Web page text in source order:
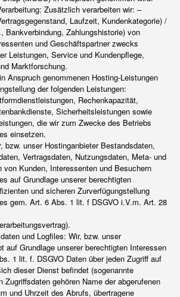
Zusätzlich verarbeiten wir: –
Laufzeit, Kundenkategorie) /
Bankverbindung, Zahlungshistorie) von
und Geschäftspartner zwecks
Leistungen, Service und Kundenpflege,
Marktforschung.
Anspruch genommenen Hosting-Leistungen
der folgenden Leistungen:
Rechenkapazität,
Sicherheitsleistungen sowie
die wir zum Zwecke des Betriebs
einsetzen.
bzw. unser Hostinganbieter Bestandsdaten,
Vertragsdaten, Nutzungsdaten, Meta- und
von Kunden, Interessenten und Besuchern
auf Grundlage unserer berechtigten
und sicheren Zurverfügungstellung
gem. Art. 6 Abs. 1 lit. f DSGVO i.V.m. Art. 28
und Logfiles: Wir, bzw. unser
auf Grundlage unserer berechtigten Interessen
1 lit. f. DSGVO Daten über jeden Zugriff auf
dieser Dienst befindet (sogenannte
Zugriffsdaten gehören Name der abgerufenen
und Uhrzeit des Abrufs, übertragene